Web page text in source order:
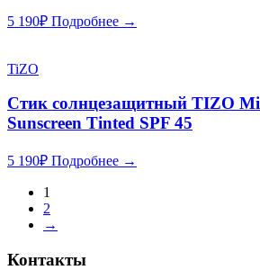
5 190₽ Подробнее →
TiZO
Стик солнцезащитный TIZO
Sunscreen Tinted SPF 45
5 190₽ Подробнее →
1
2
→
Контакты